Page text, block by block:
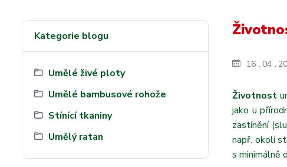
Kategorie blogu
Umělé živé ploty
Umělé bambusové rohože
Stínící tkaniny
Umělý ratan
16 04
Životnost
jako u
zastínění
např. okolí
s minimálně